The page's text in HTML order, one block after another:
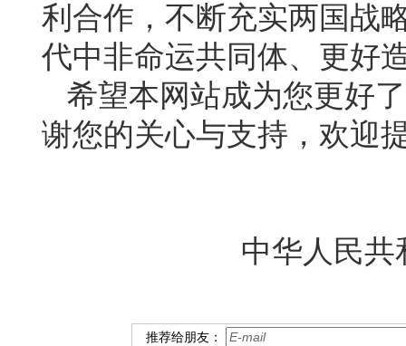
利合作，不断充实两国战
代中非命运共同体、更好
希望本网站成为您更好
谢您的关心与支持，欢迎
中华人民共和
推荐给朋友：